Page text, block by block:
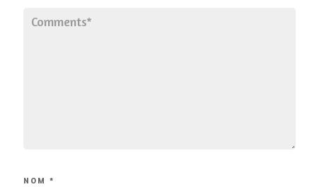
NOM *